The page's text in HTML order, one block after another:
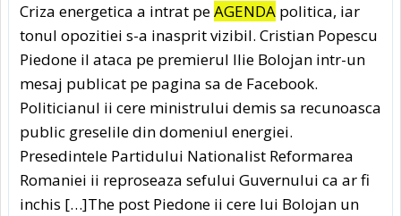
Criza energetica a intrat peAGENDA politica, iar
tonul opozitiei s-a inasprit vizibil. Cristian Popescu
Piedone il ataca pe premierul Ilie Bolojan intr-un
mesaj publicat pe pagina sa de Facebook.
Politicianul ii cere ministrului demis sa recunoasca
public greselile din domeniul energiei.
Presedintele Partidului Nationalist Reformarea
Romaniei ii reproseaza sefului Guvernului ca ar fi
inchis […]The post Piedone ii cere lui Bolojan un